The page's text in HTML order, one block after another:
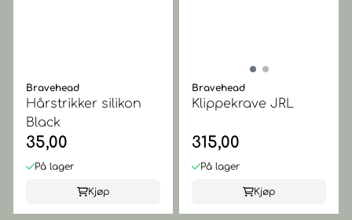
Bravehead
Hårstrikker silikon
Black
35,00
På lager
Kjøp
Bravehead
Klippekrave JRL
315,00
På lager
Kjøp